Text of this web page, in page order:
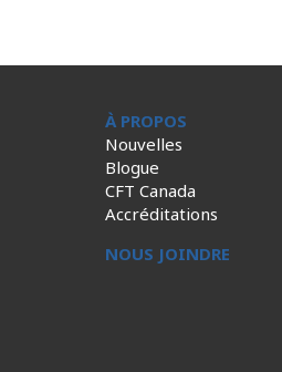
À PROPOS
Nouvelles
Blogue
CFT Canada
Accréditations
NOUS JOINDRE